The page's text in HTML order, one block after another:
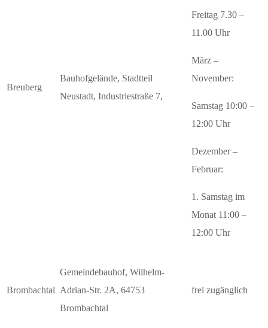
Breuberg
Bauhofgelände, Stadtteil
Neustadt, Industriestraße 7,
Freitag 7.30 –
11.00 Uhr
März –
November:
Samstag 10:00 –
12:00 Uhr
Dezember –
Februar:
1. Samstag im
Monat 11:00 –
12:00 Uhr
Brombachtal
Gemeindebauhof, Wilhelm-
Adrian-Str. 2A, 64753
Brombachtal
frei zugänglich